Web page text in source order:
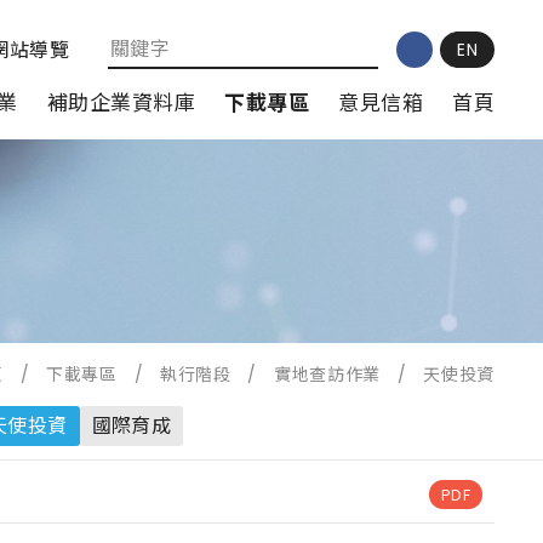
站導覽 EN
補助企業資料庫 下載專區 意見信箱 首頁
/ 下載專區 / 執行階段 / 實地查訪作業 / 天使投資
使投資 國際育成
PDF